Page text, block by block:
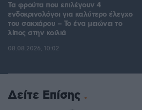
Τα φρούτα που επιλέγουν 4
ενδοκρινολόγοι για καλύτερο έλεγχο
του σακχάρου – Το ένα μειώνει το
λίπος στην κοιλιά
08.08.2026, 10:02
Δείτε Επίσης